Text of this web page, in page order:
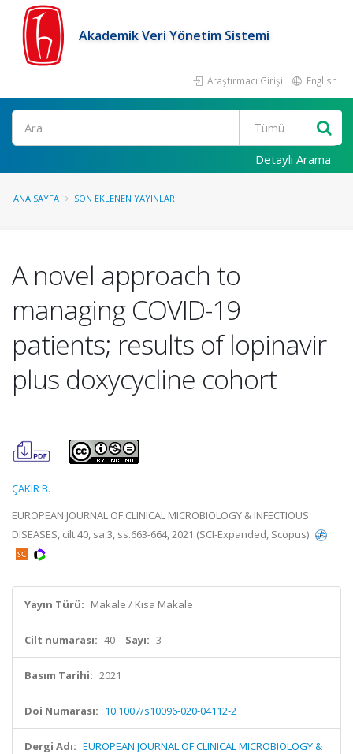
Akademik Veri Yönetim Sistemi
Araştırmacı Girişi English
Ara
Detaylı Arama
ANA SAYFA SON EKLENEN YAYINLAR
A novel approach to
managing COVID-19
patients; results of lopinavir
plus doxycycline cohort
ÇAKIR B.
EUROPEAN JOURNAL OF CLINICAL MICROBIOLOGY & INFECTIOUS
DISEASES, cilt.40, sa.3, ss.663-664, 2021 (SCI-Expanded, Scopus)
Yayın Türü: Makale / Kısa Makale
Cilt numarası: 40 Sayı: 3
Basım Tarihi: 2021
Doi Numarası: 10.1007/s10096-020-04112-2
Dergi Adı: EUROPEAN JOURNAL OF CLINICAL MICROBIOLOGY &